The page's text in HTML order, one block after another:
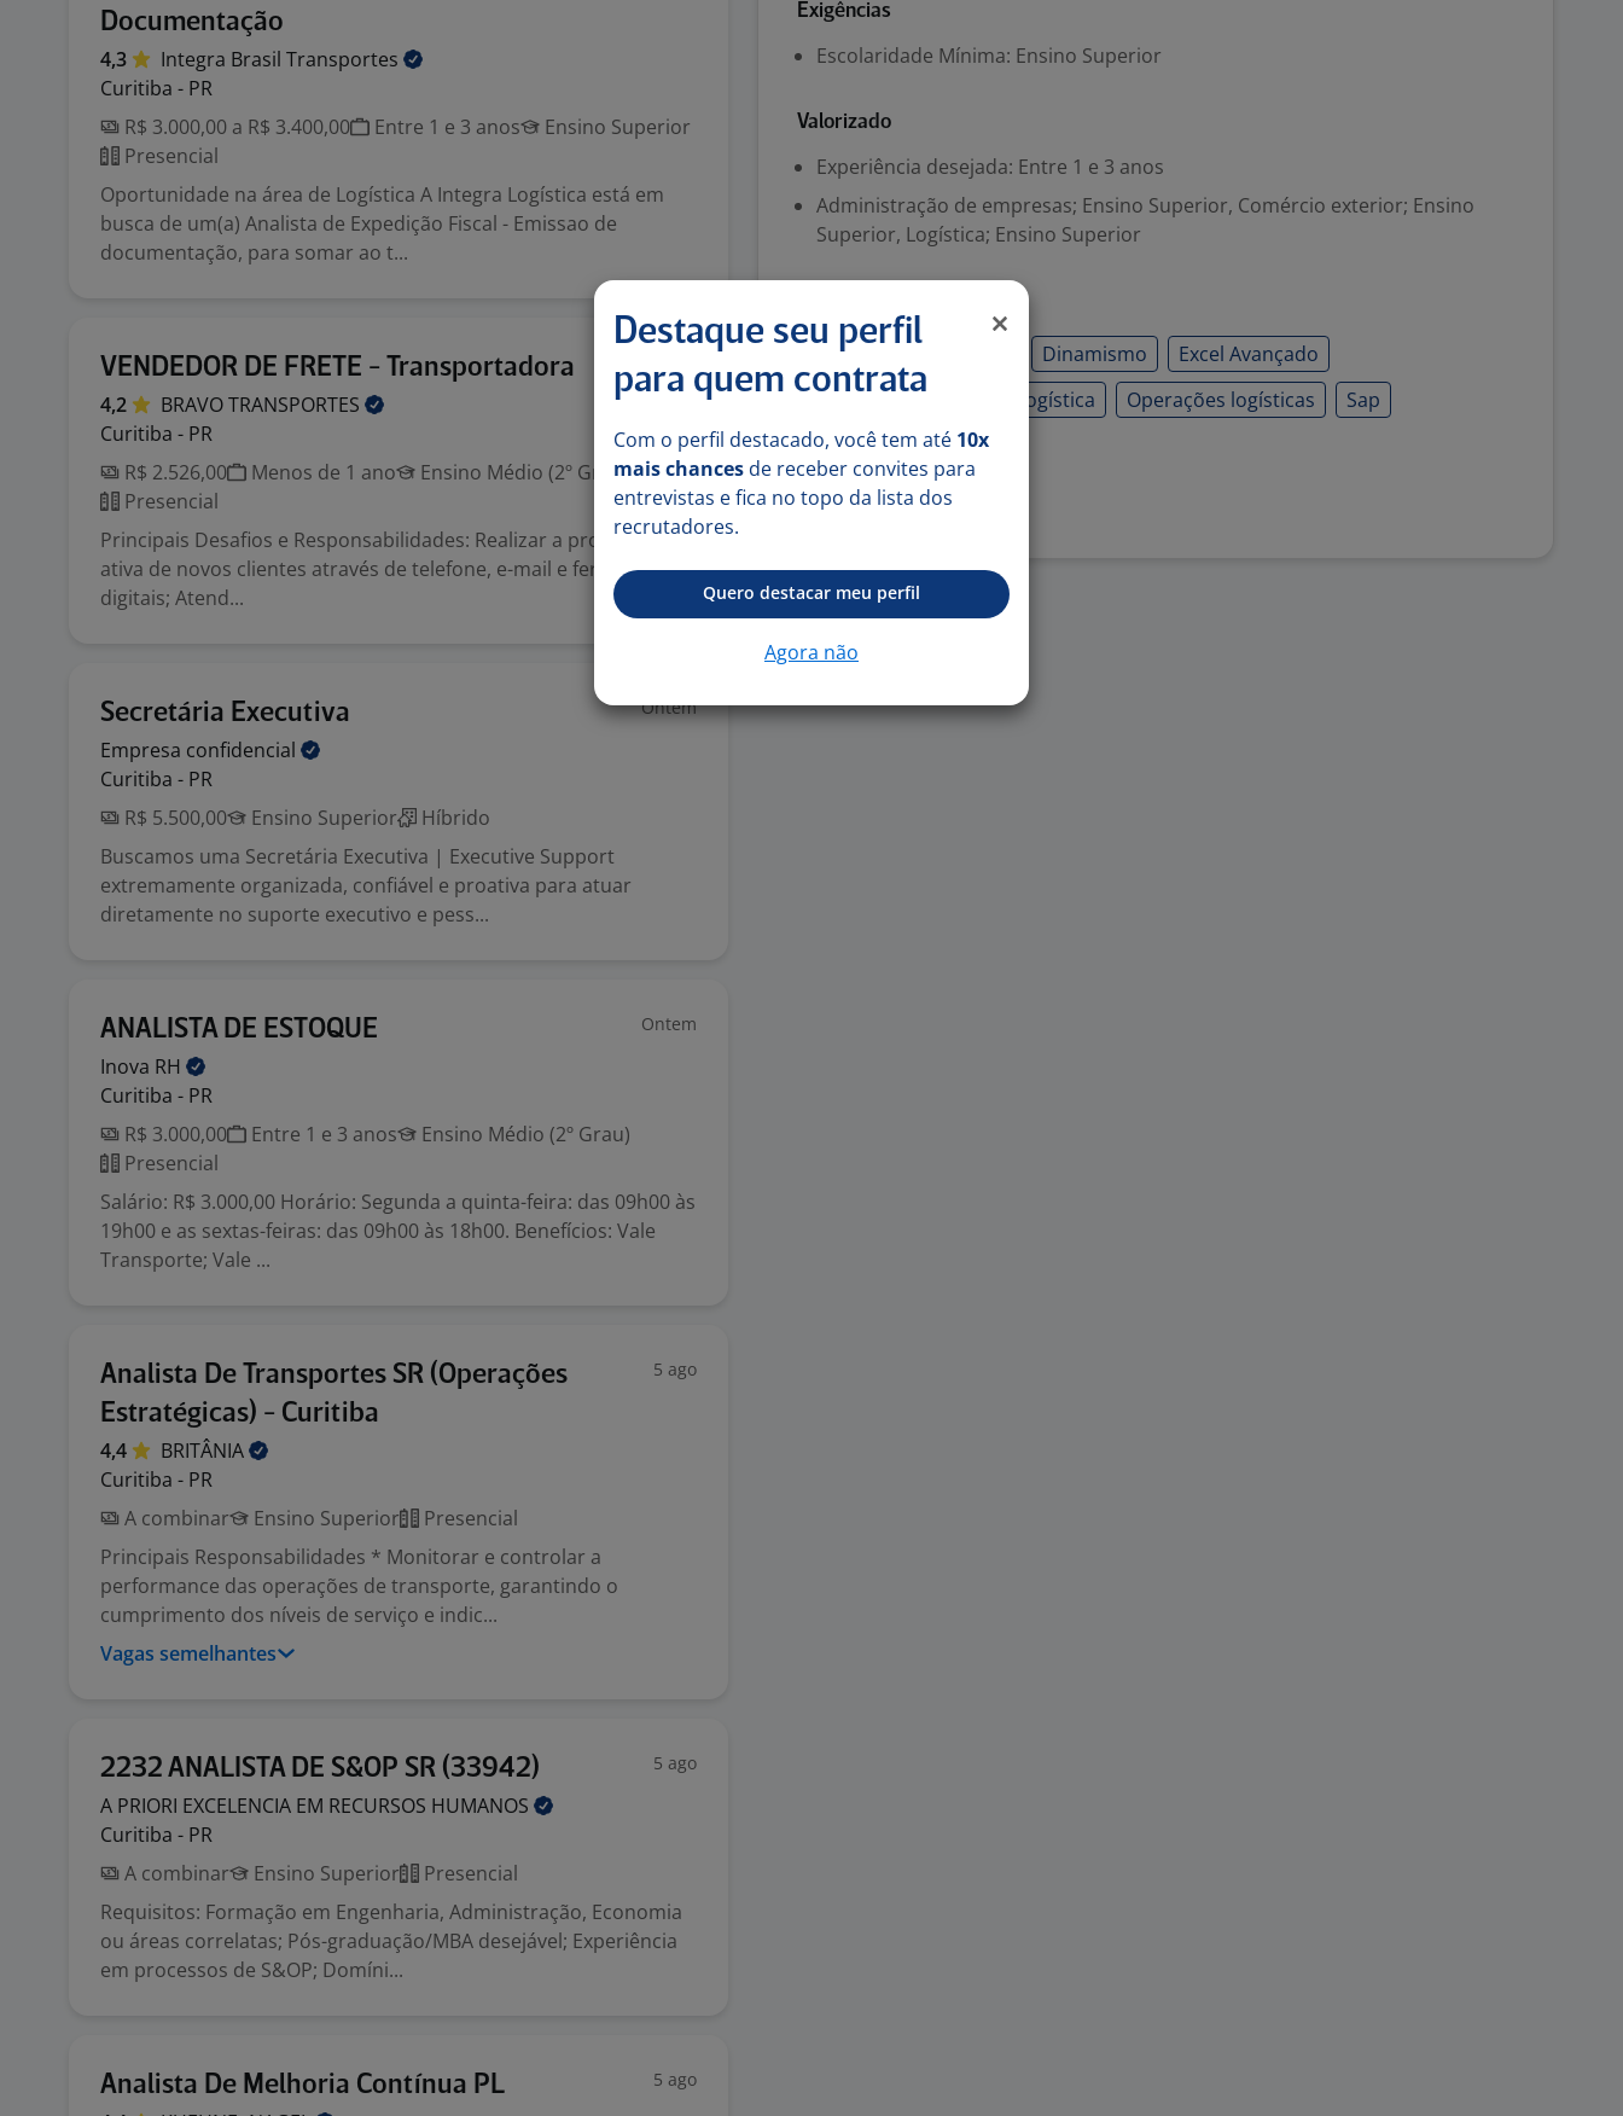
Documentação
4,3 Integra Brasil Transportes
Curitiba - PR
R$ 3.000,00 a R$ 3.400,00
Entre 1 e 3 anos
Ensino Superior
Presencial
Oportunidade na área de Logística A Integra Logística está em
busca de um(a) Analista de Expedição Fiscal - Emissao de
documentação, para somar ao t...
VENDEDOR DE FRETE - Transportadora
4,2 BRAVOTRANSPORTES
Curitiba - PR
R$ 2.526,00
Menos de 1 ano
Ensino Médio (2º Grau)
Presencial
Principais Desafios e Responsabilidades: Realizar a prospecção
ativa de novos clientes através de telefone, e-mail e ferramentas
digitais; Atend...
Secretária Executiva Ontem
Empresa confidencial
Curitiba - PR
R$ 5.500,00
Ensino Superior
Híbrido
Buscamos uma Secretária Executiva | Executive Support
extremamente organizada, confiável e proativa para atuar
diretamente no suporte executivo e pess...
ANALISTA DE ESTOQUE Ontem
Inova RH
Curitiba - PR
R$ 3.000,00
Entre 1 e 3 anos
Ensino Médio (2º Grau)
Presencial
Salário: R$ 3.000,00 Horário: Segunda a quinta-feira: das 09h00 às
19h00 e as sextas-feiras: das 09h00 às 18h00. Benefícios: Vale
Transporte; Vale ...
Analista De Transportes SR (Operações
Estratégicas) - Curitiba
5 ago
4,4
BRITÂNIA
Curitiba - PR
A combinar
Ensino Superior
Presencial
Principais Responsabilidades * Monitorar e controlar a
performance das operações de transporte, garantindo o
cumprimento dos níveis de serviço e indic...
Vagas semelhantes
2232 ANALISTA DE S&OP SR (33942) 5 ago
A PRIORI EXCELENCIA EM RECURSOS HUMANOS
Curitiba - PR
A combinar
Ensino Superior
Presencial
Requisitos: Formação em Engenharia, Administração, Economia
ou áreas correlatas; Pós-graduação/MBA desejável; Experiência
em processos de S&OP; Domíni...
Analista De Melhoria Contínua PL 5 ago
Exigências
Escolaridade Mínima: Ensino Superior
Valorizado
Experiência desejada: Entre 1 e 3 anos
Administração de empresas; Ensino Superior, Comércio exterior; Ensino
Superior, Logística; Ensino Superior
Capacidade de análise Dinamismo
Excel Avançado
Excel Intermediário
Logística Operações logísticas Sap
Denunciar vaga
Destaque seu perfil
para quem contrata
Com o perfil destacado, você tem até 10x
mais chances de receber convites para
entrevistas e fica no topo da lista dos
recrutadores.
Quero destacar meu perfil
Agora não